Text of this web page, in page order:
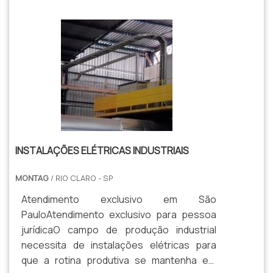
vasta experiência nas diversas áreas de
atuação, fecha todo o ciclo de entrega com
excelência para toda a carteira de clientes..
INSTALAÇÕES ELÉTRICAS INDUSTRIAIS
MONTAG / RIO CLARO - SP
Atendimento exclusivo em São
PauloAtendimento exclusivo para pessoa
jurídicaO campo de produção industrial
necessita de instalações elétricas para
que a rotina produtiva se mantenha em